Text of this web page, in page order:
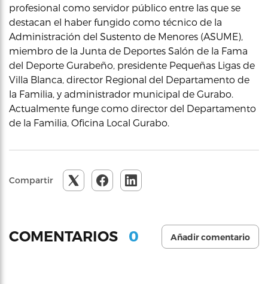
profesional como servidor público entre las que se
destacan el haber fungido como técnico de la
Administración del Sustento de Menores (ASUME),
miembro de la Junta de Deportes Salón de la Fama
del Deporte Gurabeño, presidente Pequeñas Ligas de
Villa Blanca, director Regional del Departamento de
la Familia, y administrador municipal de Gurabo.
Actualmente funge como director del Departamento
de la Familia, Oficina Local Gurabo.
Compartir
COMENTARIOS 0 Añadir comentario